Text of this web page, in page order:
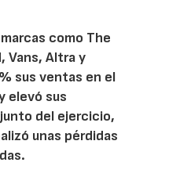
como The
Vans, Altra y
sus ventas en el
elevó sus
del ejercicio,
unas pérdidas